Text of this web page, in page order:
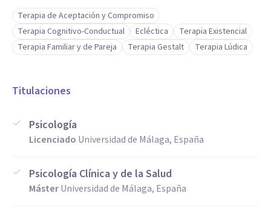
lograr lo que se proponen en terapia con nuestros
psicólogos. Asimismo, nuestro objetivo es que sientan que
estén siendo atendidos por los mejores psicólogos de
Terapia de Aceptación y Compromiso
Terapia Cognitivo-Conductual
Ecléctica
Terapia Existencial
Terapia Familiar y de Pareja
Terapia Gestalt Terapia Lúdica
Titulaciones
Psicología
Licenciado Universidad de Málaga, España
Psicología Clínica y de la Salud
MásterUniversidad de Málaga, España